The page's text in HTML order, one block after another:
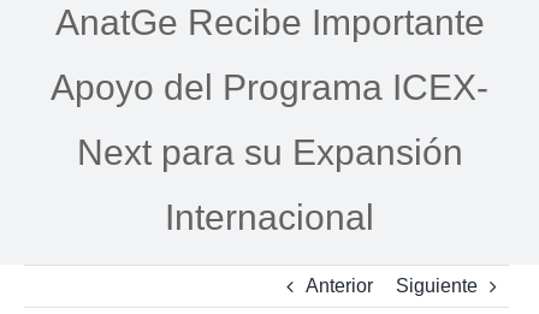
Formación
i+d+i
Sobre Anatge
AnatGe Recibe Importante
Apoyo del Programa ICEX-
Next para su Expansión
Internacional
Anterior Siguiente